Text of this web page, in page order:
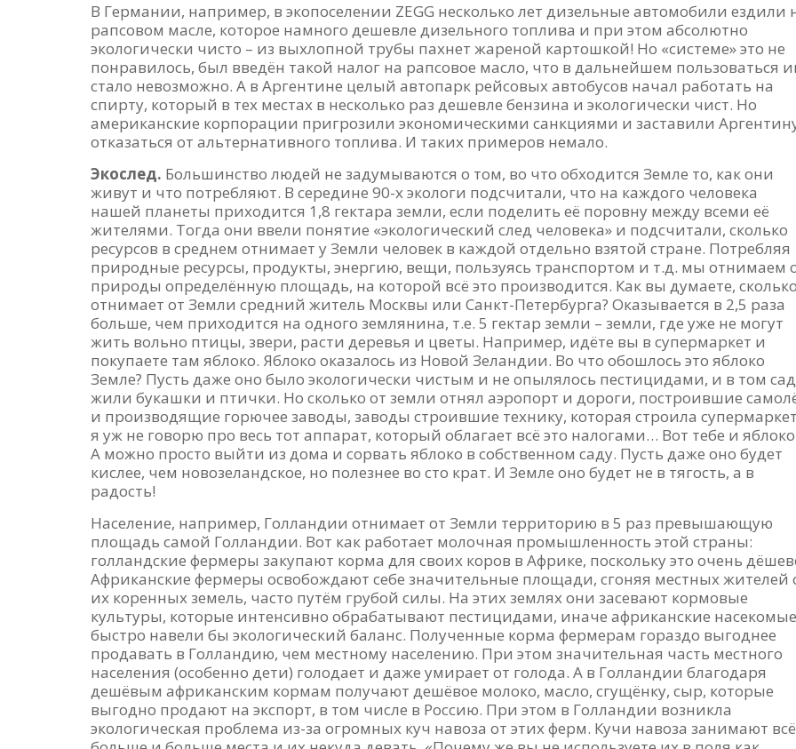
В Германии, например, в экопоселении ZEGG несколько лет дизельные автомобили ездили
рапсовом масле, которое намного дешевле дизельного топлива и при этом абсолютно
экологически чисто – из выхлопной трубы пахнет жареной картошкой! Но «системе» это не
понравилось, был введён такой налог на рапсовое масло, что в дальнейшем пользоваться
стало невозможно. А в Аргентине целый автопарк рейсовых автобусов начал работать на
спирту, который в тех местах в несколько раз дешевле бензина и экологически чист. Но
американские корпорации пригрозили экономическими санкциями и заставили
отказаться от альтернативного топлива. И таких примеров немало.
Экослед. Большинство людей не задумываются о том, во что обходится Земле то, как они
живут и что потребляют. В середине 90-х экологи подсчитали, что на каждого человека
нашей планеты приходится 1,8 гектара земли, если поделить её поровну между всеми её
жителями. Тогда они ввели понятие «экологический след человека» и подсчитали, сколько
ресурсов в среднем отнимает у Земли человек в каждой отдельно взятой стране. Потребляя
природные ресурсы, продукты, энергию, вещи, пользуясь транспортом и т.д. мы отнимаем
природы определённую площадь, на которой всё это производится. Как вы думаете, сколько
отнимает от Земли средний житель Москвы или Санкт-Петербурга? Оказывается в 2,5 раза
больше, чем приходится на одного землянина, т.е. 5 гектар земли – земли, где уже не могут
жить вольно птицы, звери, расти деревья и цветы. Например, идёте вы в супермаркет и
покупаете там яблоко. Яблоко оказалось из Новой Зеландии. Во что обошлось это яблоко
Земле? Пусть даже оно было экологически чистым и не опылялось пестицидами, и в том
жили букашки и птички. Но сколько от земли отнял аэропорт и дороги, построившие
и производящие горючее заводы, заводы строившие технику, которая строила
я уж не говорю про весь тот аппарат, который облагает всё это налогами… Вот тебе и
А можно просто выйти из дома и сорвать яблоко в собственном саду. Пусть даже оно будет
кислее, чем новозеландское, но полезнее во сто крат. И Земле оно будет не в тягость, а в
радость!
Население, например, Голландии отнимает от Земли территорию в 5 раз превышающую
площадь самой Голландии. Вот как работает молочная промышленность этой страны:
голландские фермеры закупают корма для своих коров в Африке, поскольку это очень
Африканские фермеры освобождают себе значительные площади, сгоняя местных жителей
их коренных земель, часто путём грубой силы. На этих землях они засевают кормовые
культуры, которые интенсивно обрабатывают пестицидами, иначе африканские насекомые
быстро навели бы экологический баланс. Полученные корма фермерам гораздо выгоднее
продавать в Голландию, чем местному населению. При этом значительная часть местного
населения (особенно дети) голодает и даже умирает от голода. А в Голландии благодаря
дешёвым африканским кормам получают дешёвое молоко, масло, сгущёнку, сыр, которые
выгодно продают на экспорт, в том числе в Россию. При этом в Голландии возникла
экологическая проблема из-за огромных куч навоза от этих ферм. Кучи навоза занимают всё